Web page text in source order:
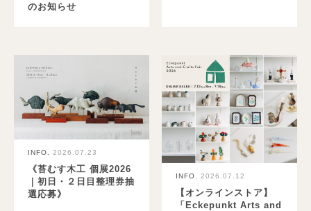
のお知らせ
INFO. 2026.07.23
《苔むす木工 個展2026
｜初日・２日目整理券抽
選応募》
INFO. 2026.07.12
【オンラインストア】
「Eckepunkt Arts and